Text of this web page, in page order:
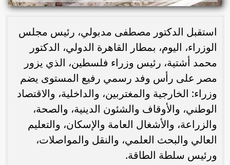
استقبل الدكتور مصطفى مدبولي، رئيس مجلس
الوزراء، اليوم، بمطار القاهرة الدولي، الدكتور
محمد أشتية، رئيس وزراء فلسطين، الذي يزور
مصر على رأس وفد رسمي رفيع المستوى يضم
وزراء: الخارجية والمغتربين، والداخلية، والاقتصاد
الوطني، والأوقاف والشئون الدينية، والصحة،
والزراعة، والأشغال العامة والإسكان، والتعليم
العالي والبحث العلمي، والنقل والمواصلات،
ورئيس سلطة الطاقة.